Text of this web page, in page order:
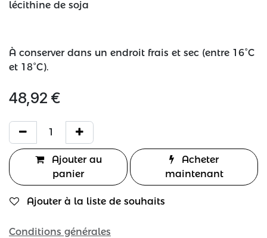
lécithine de soja
À conserver dans un endroit frais et sec (entre 16°C
et 18°C).
48,92 €
Ajouter au
panier
Acheter
maintenant
Ajouter à la liste de souhaits
Conditions générales